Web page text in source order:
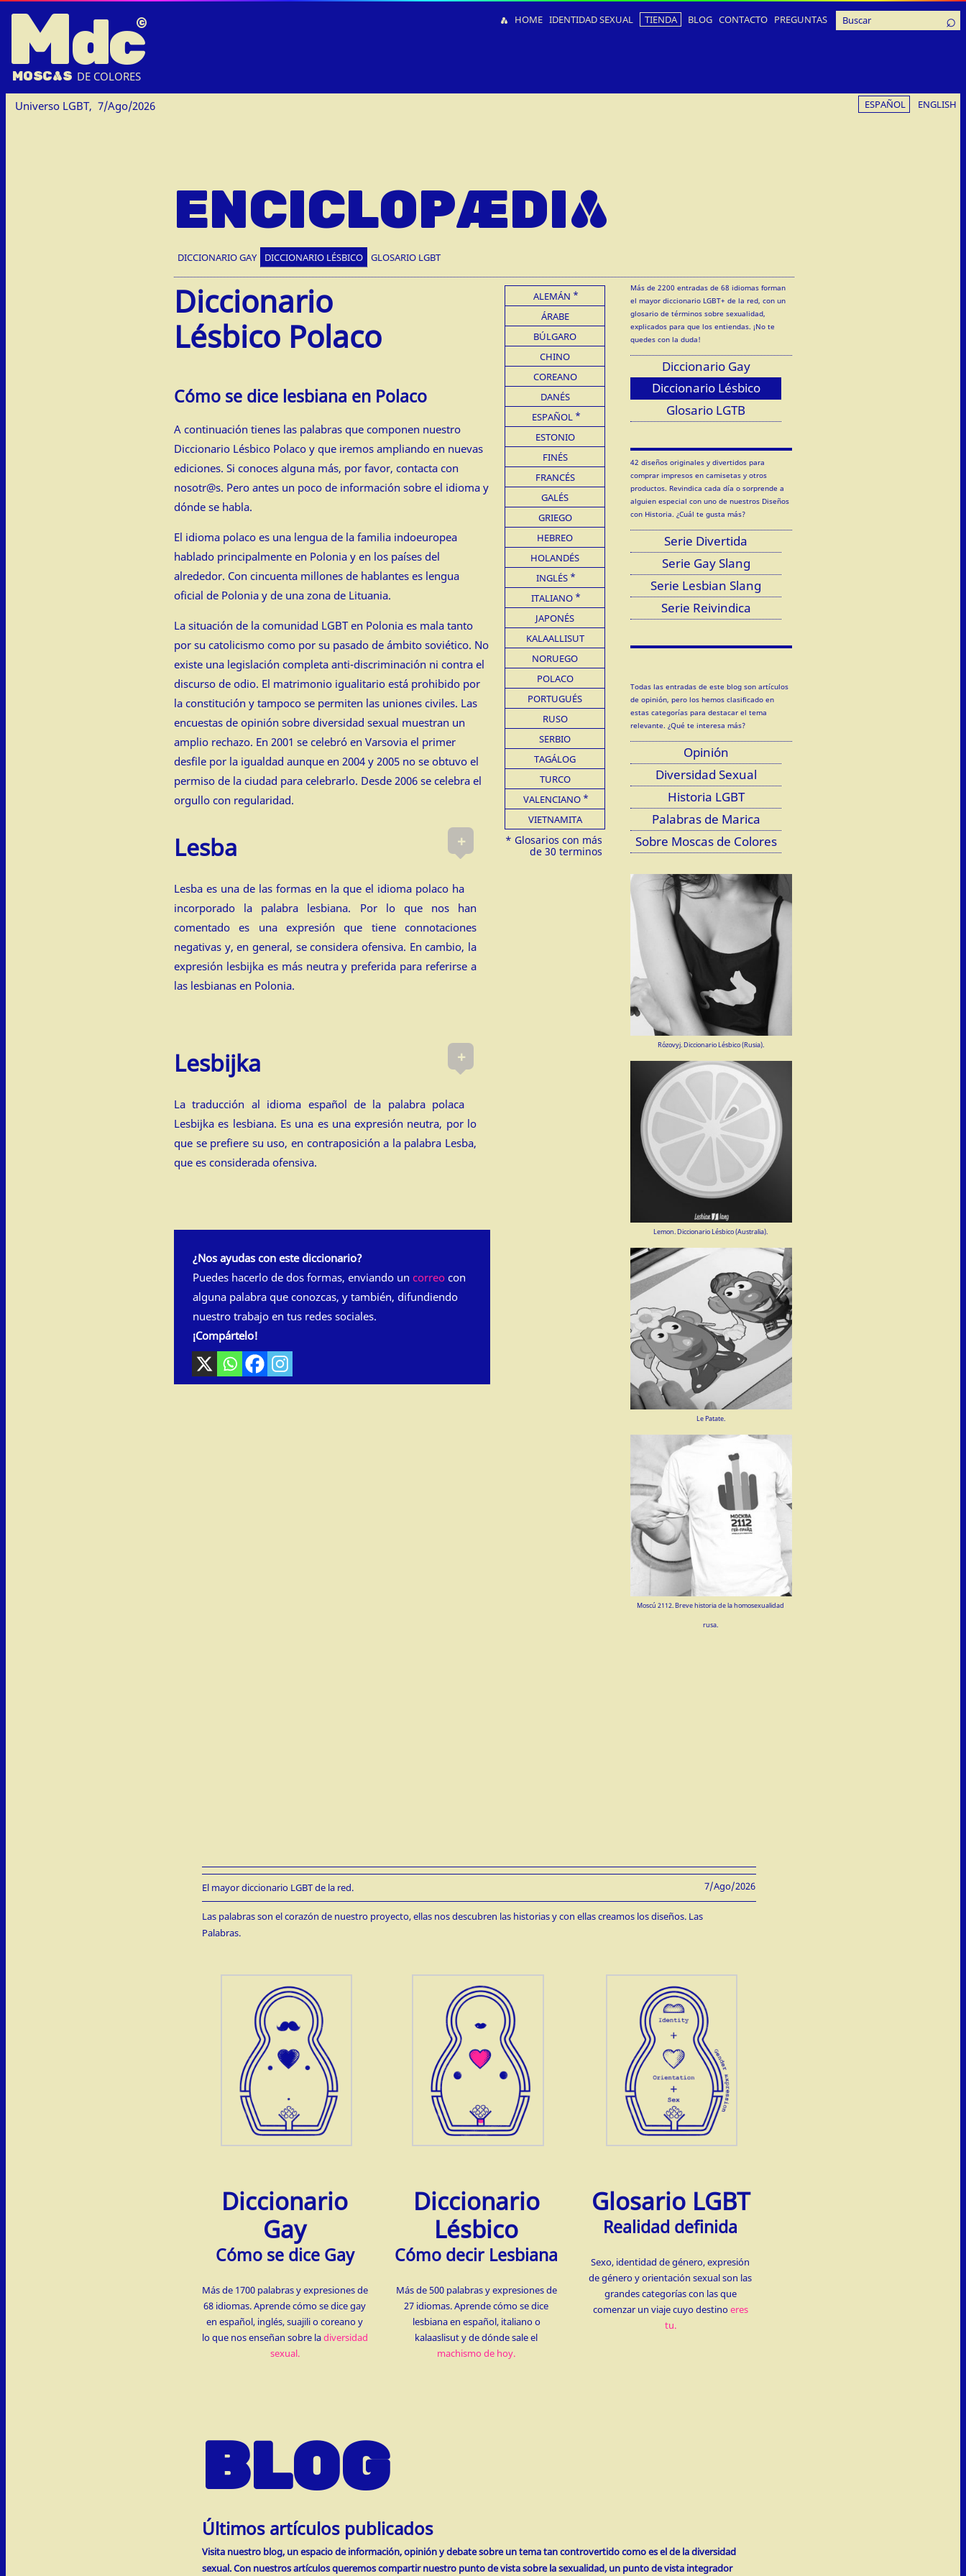
Mdc
MOSCAS DE COLORES
HOME IDENTIDAD SEXUAL TIENDA BLOG CONTACTO PREGUNTAS
Universo LGBT, 7/Ago/2026 ESPAÑOL ENGLISH
ENCICLOPÆDIA
DICCIONARIO GAY DICCIONARIO LÉSBICO GLOSARIO LGBT
Diccionario
Lésbico Polaco
Cómo se dice lesbiana en Polaco
A continuación tienes las palabras que componen nuestro
Diccionario Lésbico Polaco y que iremos ampliando en nuevas
ediciones. Si conoces alguna más, por favor, contacta con
nosotr@s. Pero antes un poco de información sobre el idioma y
dónde se habla.
El idioma polaco es una lengua de la familia indoeuropea
hablado principalmente en Polonia y en los países del
alrededor. Con cincuenta millones de hablantes es lengua
oficial de Polonia y de una zona de Lituania.
La situación de la comunidad LGBT en Polonia es mala tanto
por su catolicismo como por su pasado de ámbito soviético. No
existe una legislación completa anti-discriminación ni contra el
discurso de odio. El matrimonio igualitario está prohibido por
la constitución y tampoco se permiten las uniones civiles. Las
encuestas de opinión sobre diversidad sexual muestran un
amplio rechazo. En 2001 se celebró en Varsovia el primer
desfile por la igualdad aunque en 2004 y 2005 no se obtuvo el
permiso de la ciudad para celebrarlo. Desde 2006 se celebra el
orgullo con regularidad.
+
Lesba
Lesba es una de las formas en la que el idioma polaco ha
incorporado la palabra lesbiana. Por lo que nos han
comentado es una expresión que tiene connotaciones
negativas y, en general, se considera ofensiva. En cambio, la
expresión lesbijka es más neutra y preferida para referirse a
las lesbianas en Polonia.
+
Lesbijka
La traducción al idioma español de la palabra polaca
Lesbijka es lesbiana. Es una es una expresión neutra, por lo
que se prefiere su uso, en contraposición a la palabra Lesba,
que es considerada ofensiva.
¿Nos ayudas con este diccionario?
Puedes hacerlo de dos formas, enviando un correo con
alguna palabra que conozcas, y también, difundiendo
nuestro trabajo en tus redes sociales.
¡Compártelo!
Más de 2200 entradas de 68 idiomas forman
el mayor diccionario LGBT+ de la red, con un
glosario de términos sobre sexualidad,
explicados para que los entiendas. ¡No te
quedes con la duda!
Diccionario Gay
Diccionario Lésbico
Glosario LGTB
42 diseños originales y divertidos para
comprar impresos en camisetas y otros
productos. Revindica cada día o sorprende a
alguien especial con uno de nuestros Diseños
con Historia. ¿Cuál te gusta más?
Serie Divertida
Serie Gay Slang
Serie Lesbian Slang
Serie Reivindica
Todas las entradas de este blog son artículos
de opinión, pero los hemos clasificado en
estas categorías para destacar el tema
relevante. ¿Qué te interesa más?
Opinión
Diversidad Sexual
Historia LGBT
Palabras de Marica
Sobre Moscas de Colores
Rózovyj. Diccionario Lésbico (Rusia).
Lemon. Diccionario Lésbico (Australia).
Le Patate.
Moscú 2112. Breve historia de la homosexualidad
rusa.
ALEMÁN
ÁRABE
BÚLGARO
CHINO
COREANO
DANÉS
ESPAÑOL
ESTONIO
FINÉS
FRANCÉS
GALÉS
GRIEGO
HEBREO
HOLANDÉS
INGLÉS
ITALIANO
JAPONÉS
KALAALLISUT
NORUEGO
POLACO
PORTUGUÉS
RUSO
SERBIO
TAGÁLOG
TURCO
VALENCIANO
VIETNAMITA
El mayor diccionario LGBT de la red. 7/Ago/2026
Las palabras son el corazón de nuestro proyecto, ellas nos descubren las historias y con ellas creamos los diseños. Las
Palabras.
Diccionario
Gay
Cómo se dice Gay
Más de 1700 palabras y expresiones de
68 idiomas. Aprende cómo se dice gay
en español, inglés, suajili o coreano y
lo que nos enseñan sobre ladiversidad
sexual.
Diccionario
Lésbico
Cómo decir Lesbiana
Más de 500 palabras y expresiones de
27 idiomas. Aprende cómo se dice
lesbiana en español, italiano o
kalaaslisut y de dónde sale el
machismo de hoy.
Glosario LGBT
Realidad definida
Sexo, identidad de género, expresión
de género y orientación sexual son las
grandes categorías con las que
comenzar un viaje cuyo destinoeres
tu.
BLOG
Últimos artículos publicados
Visita nuestro blog, un espacio de información, opinión y debate sobre un tema tan controvertido como es el de la diversidad
sexual. Con nuestros artículos queremos compartir nuestro punto de vista sobre la sexualidad, un punto de vista integrador